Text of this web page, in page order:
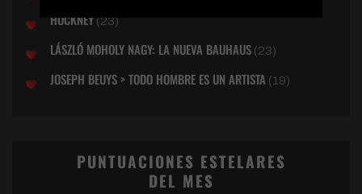
HOCKNEY (23)
LÁSZLÓ MOHOLY NAGY: LA NUEVA BAUHAUS (23)
JOSEPH BEUYS > TODO HOMBRE ES UN ARTISTA (19)
PUNTUACIONES ESTELARES
DEL MES